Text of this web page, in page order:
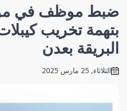
ضبط موظف في
بتهمة تخريب
البريقة بعدن
الثلاثاء, 25 مارس 2025